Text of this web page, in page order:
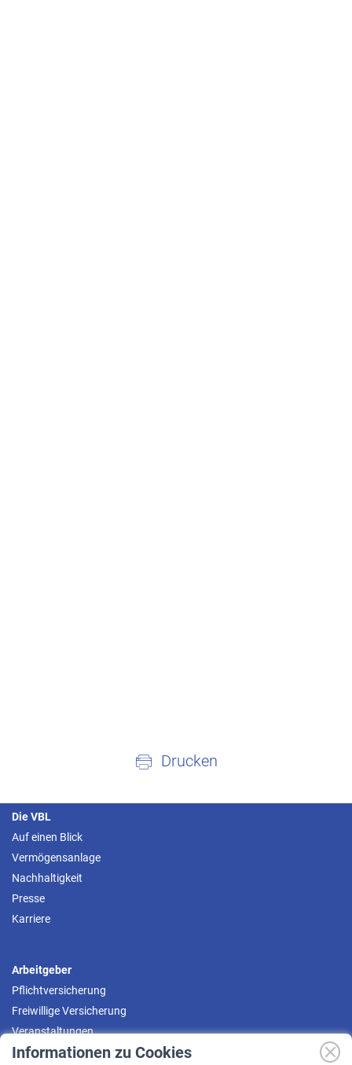
Informationen zu Cookies
Drucken
Die VBL
Auf einen Blick
Vermögensanlage
Nachhaltigkeit
Presse
Karriere
Arbeitgeber
Pflichtversicherung
Freiwillige Versicherung
Veranstaltungen